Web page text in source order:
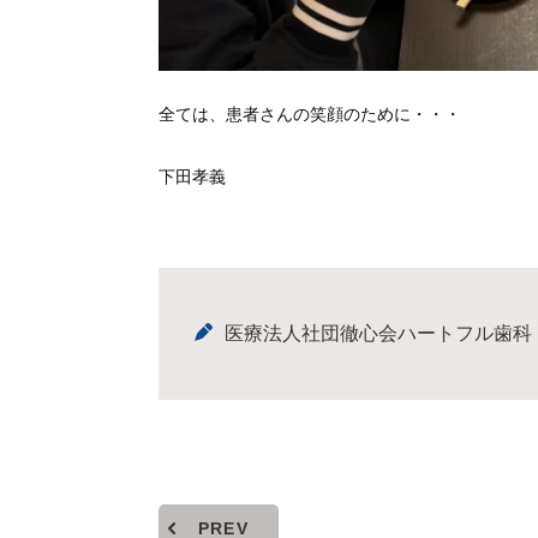
全ては、患者さんの笑顔のために・・・
下田孝義
医療法人社団徹心会ハートフル歯科
PREV